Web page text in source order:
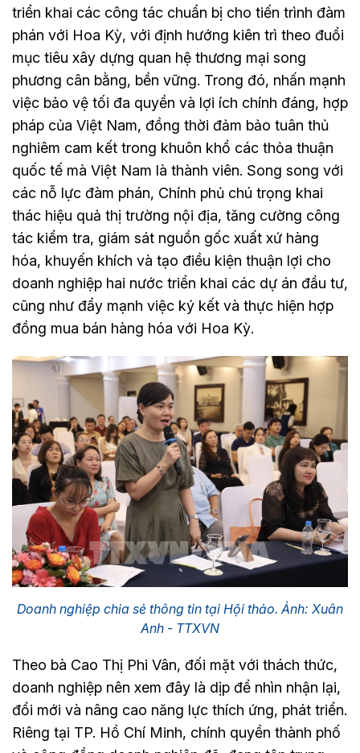
triển khai các công tác chuẩn bị cho tiến trình đàm
phán với Hoa Kỳ, với định hướng kiên trì theo đuổi
mục tiêu xây dựng quan hệ thương mại song
phương cân bằng, bền vững. Trong đó, nhấn mạnh
việc bảo vệ tối đa quyền và lợi ích chính đáng, hợp
pháp của Việt Nam, đồng thời đảm bảo tuân thủ
nghiêm cam kết trong khuôn khổ các thỏa thuận
quốc tế mà Việt Nam là thành viên. Song song với
các nỗ lực đàm phán, Chính phủ chú trọng khai
thác hiệu quả thị trường nội địa, tăng cường công
tác kiểm tra, giám sát nguồn gốc xuất xứ hàng
hóa, khuyến khích và tạo điều kiện thuận lợi cho
doanh nghiệp hai nước triển khai các dự án đầu tư,
cũng như đẩy mạnh việc ký kết và thực hiện hợp
đồng mua bán hàng hóa với Hoa Kỳ.
Doanh nghiệp chia sẻ thông tin tại Hội thảo. Ảnh: Xuân
Anh - TTXVN
Theo bà Cao Thị Phi Vân, đối mặt với thách thức,
doanh nghiệp nên xem đây là dịp để nhìn nhận lại,
đổi mới và nâng cao năng lực thích ứng, phát triển.
Riêng tại TP. Hồ Chí Minh, chính quyền thành phố